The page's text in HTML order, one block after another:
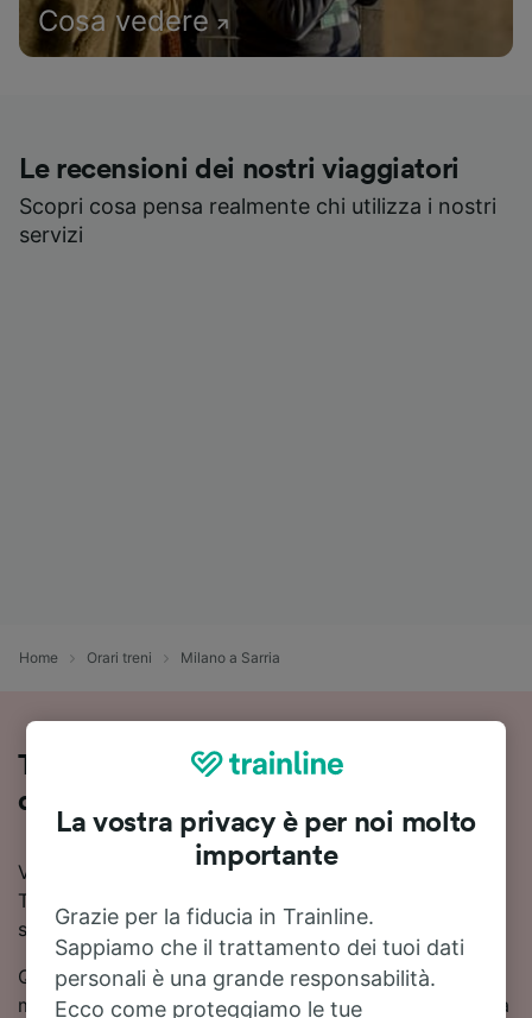
Cosa vedere
Le recensioni dei nostri viaggiatori
Scopri cosa pensa realmente chi utilizza i nostri
servizi
Home Orari treni Milano a Sarria
Treni Milano - Sarria: orari, prezzi e
durata
Vuoi viaggiare in treno da Milano a Sarria? Con
Trainline puoi confrontare orari e prezzi e trovare la
soluzione più conveniente.
Quanto dura il viaggio in treno da Milano a Sarria? In
media circa 30 ore 36 minuti. 8 treni treni al giorno tra
La vostra privacy è per noi molto
importante
Grazie per la fiducia in Trainline.
Sappiamo che il trattamento dei tuoi dati
personali è una grande responsabilità.
Ecco come proteggiamo le tue